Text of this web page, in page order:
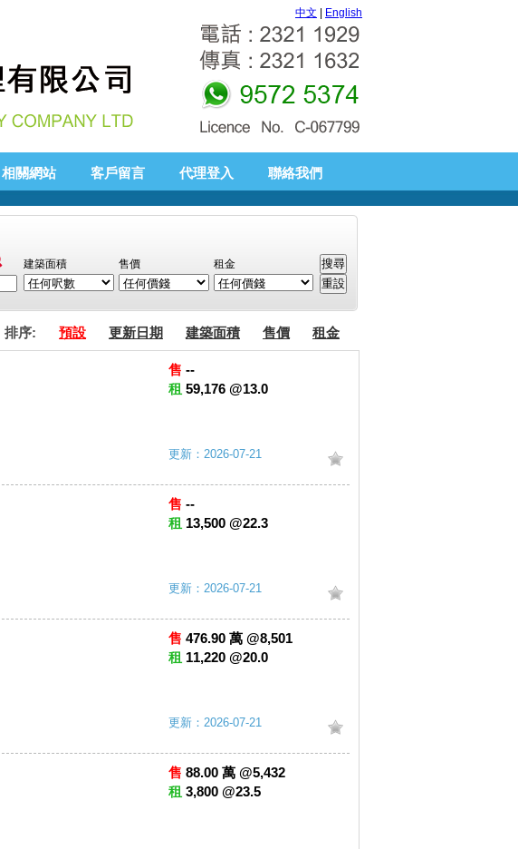
中文 English
相關網站 客戶留言 代理登入 聯絡我們
建築面積 售價 租金
排序: 預設 更新日期 建築面積 售價 租金
售 --
租 59,176 @13.0
更新：2026-07-21
售 --
租 13,500 @22.3
更新：2026-07-21
售 476.90 萬 @8,501
租 11,220 @20.0
更新：2026-07-21
售 88.00 萬 @5,432
租 3,800 @23.5